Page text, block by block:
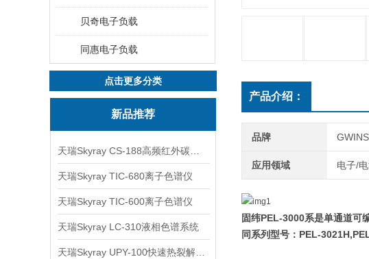
贝奇电子负载
同惠电子负载
点击更多分类
新品推荐
天瑞Skyray TIC-680离子色谱仪
天瑞Skyray TIC-600离子色谱仪
天瑞Skyray LC-310液相色谱系统
产品介绍：
品牌
应用领域 电子/
固纬PEL-3000系是单通道可
同系列型号： PEL-